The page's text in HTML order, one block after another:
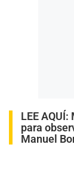
LEE AQUÍ:
para
Manuel